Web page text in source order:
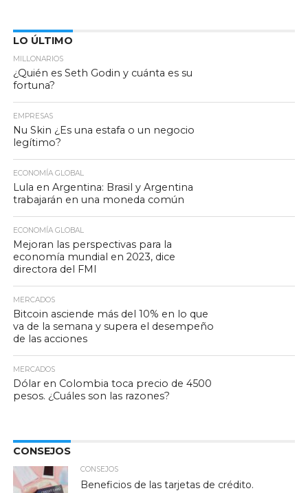
LO ÚLTIMO
MILLONARIOS
¿Quién es Seth Godin y cuánta es su
fortuna?
EMPRESAS
Nu Skin ¿Es una estafa o un negocio
legítimo?
ECONOMÍA GLOBAL
Lula en Argentina: Brasil y Argentina
trabajarán en una moneda común
ECONOMÍA GLOBAL
Mejoran las perspectivas para la
economía mundial en 2023, dice
directora del FMI
MERCADOS
Bitcoin asciende más del 10% en lo que
va de la semana y supera el desempeño
de las acciones
MERCADOS
Dólar en Colombia toca precio de 4500
pesos. ¿Cuáles son las razones?
CONSEJOS
CONSEJOS
Beneficios de las tarjetas de crédito.